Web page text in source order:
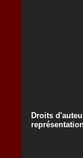
Droits